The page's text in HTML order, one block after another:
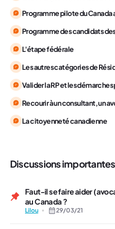
Programme pilote du Canada
Programme des candidats
L'étape fédérale
Les autres catégories de
Valider la RP et les démarches
Recourir à un consultant, un
La citoyenneté canadienne
Discussions importantes
Faut-il se faire aider
au Canada ?
Lilou 29/03/21